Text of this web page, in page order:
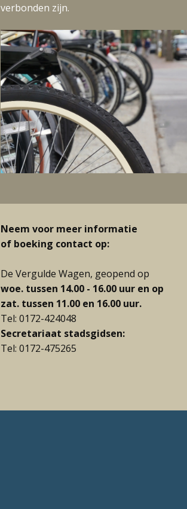
verbonden zijn.
Neem voor meer informatie
of boeking contact op:
De Vergulde Wagen, geopend op
woe. tussen 14.00 - 16.00 uur en op
zat. tussen 11.00 en 16.00 uur.
Tel: 0172-424048
Secretariaat stadsgidsen:
Tel: 0172-475265